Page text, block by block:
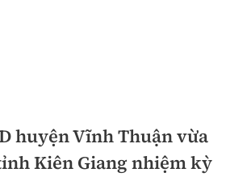
huyện Vĩnh Thuận vừa
Kiên Giang nhiệm kỳ